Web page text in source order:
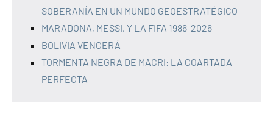
SOBERANÍA EN UN MUNDO GEOESTRATÉGICO
MARADONA, MESSI, Y LA FIFA 1986-2026
BOLIVIA VENCERÁ
TORMENTA NEGRA DE MACRI: LA COARTADA
PERFECTA